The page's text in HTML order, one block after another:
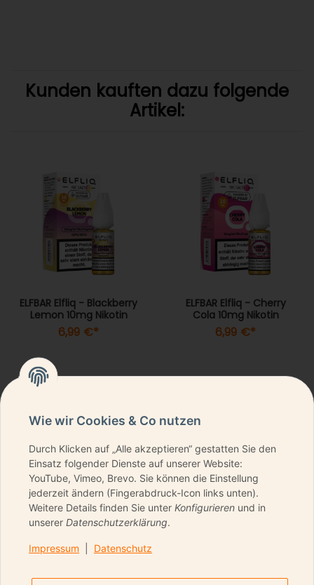
Kunden kauften dazu folgende
Artikel:
ELFBAR Elfliq - Blackberry
Lemon 10mg Nikotin
6,99 €*
ELFBAR Elfliq - Cherry
Cola 10mg Nikotin
6,99 €*
NEWSLETTER ABONNIEREN & KEINE DEALS
VERPASSEN
Datenschutzerklärungregelmäßig und jederzeit
Wie wir Cookies & Co nutzen
Durch Klicken auf „Alle akzeptieren“ gestatten Sie den
Einsatz folgender Dienste auf unserer Website:
YouTube, Vimeo, Brevo. Sie können die Einstellung
jederzeit ändern (Fingerabdruck-Icon links unten).
Weitere Details finden Sie unter Konfigurieren und in
unserer Datenschutzerklärung.
Impressum Datenschutz